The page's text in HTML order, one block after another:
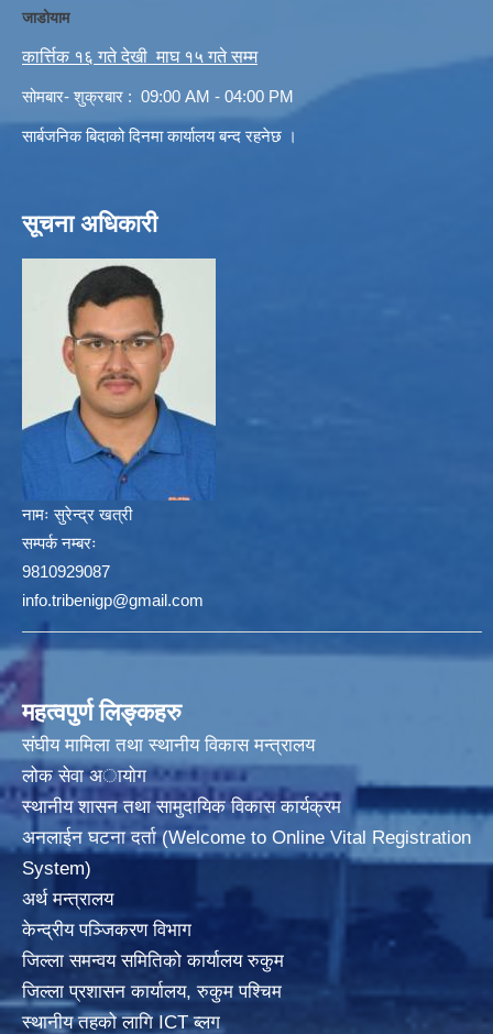
जाडोयाम
कार्त्तिक १६ गते देखी माघ १५ गते सम्म
सोमबार- शुक्रबार : 09:00 AM - 04:00 PM
सार्बजनिक बिदाको दिनमा कार्यालय बन्द रहनेछ ।
सूचना अधिकारी
नामः सुरेन्द्र खत्री
सम्पर्क नम्बरः
9810929087
info.tribenigp@gmail.com
महत्वपुर्ण लिङ्कहरु
संघीय मामिला तथा स्थानीय विकास मन्त्रालय
लोक सेवा अायाेग
स्थानीय शासन तथा सामुदायिक विकास कार्यक्रम
अनलाईन घटना दर्ता (Welcome to Online Vital Registration
System)
अर्थ मन्त्रालय
केन्द्रीय पञ्जिकरण विभाग
जिल्ला समन्वय समितिको कार्यालय रुकुम
जिल्ला प्रशासन कार्यालय, रुकुम पश्चिम
स्थानीय तहको लागि ICT ब्लग